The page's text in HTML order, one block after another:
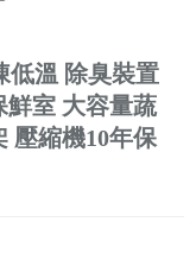
低溫 除臭裝置
鮮室 大容量蔬
壓縮機10年保